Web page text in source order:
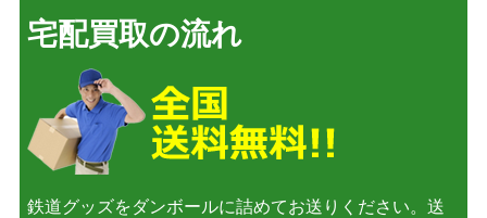
宅配買取の流れ
鉄道グッズをダンボールに詰めてお送りください。送